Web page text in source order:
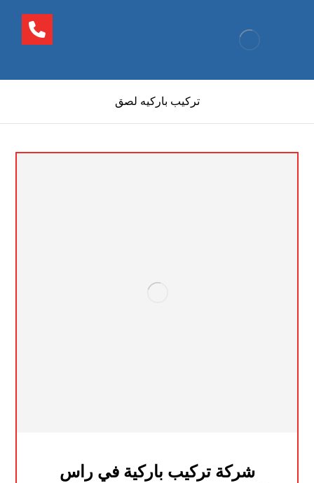
تركيب باركيه لصق
شركة تركيب باركية في راس